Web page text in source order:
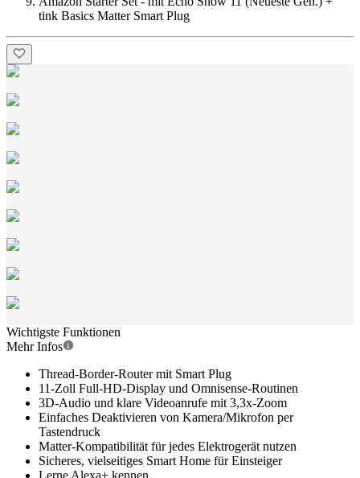
tink Basics Matter Smart Plug
Wichtigste Funktionen
Mehr Infos
Thread-Border-Router mit Smart Plug
11-Zoll Full-HD-Display und Omnisense-Routinen
3D-Audio und klare Videoanrufe mit 3,3x-Zoom
Einfaches Deaktivieren von Kamera/Mikrofon per
Tastendruck
Matter-Kompatibilität für jedes Elektrogerät nutzen
Sicheres, vielseitiges Smart Home für Einsteiger
Lerne Alexa+ kennen